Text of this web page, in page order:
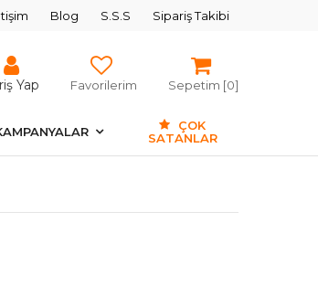
Blog S.S.S Sipariş Takibi
Yap Favorilerim Sepetim [0]
ÇOK
SATANLAR